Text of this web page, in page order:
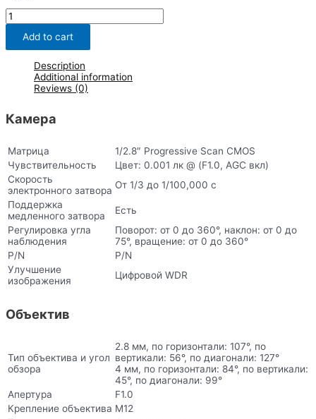
DS-
I253L
(4mm)
quantity
Add to cart
Description
Additional information
Reviews (0)
Камера
Матрица
1/2.8″ Progressive Scan CMOS
Чувствительность
Цвет: 0.001 лк @ (F1.0, AGC вкл)
Скорость
электронного затвора От 1/3 до 1/100,000 с
Поддержка
медленного затвора
Есть
Регулировка угла
наблюдения
Поворот: от 0 до 360°, наклон: от 0 до
75°, вращение: от 0 до 360°
P/N
P/N
Улучшение
изображения
Цифровой WDR
Объектив
Тип объектива и угол
обзора
2.8 мм, по горизонтали: 107°, по
вертикали: 56°, по диагонали: 127°
4 мм, по горизонтали: 84°, по вертикали:
45°, по диагонали: 99°
Апертура
F1.0
Крепление объектива M12